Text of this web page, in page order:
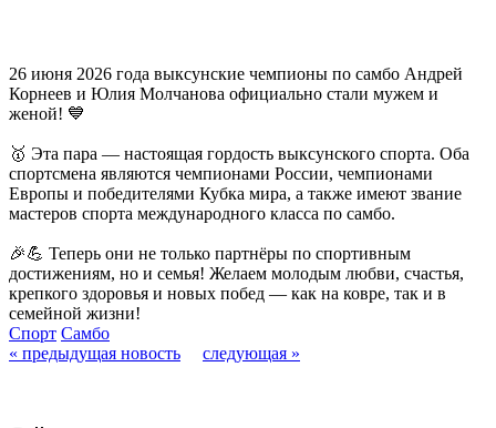
26 июня 2026 года выксунские чемпионы по самбо Андрей
Корнеев и Юлия Молчанова официально стали мужем и
женой! 💙
🥇 Эта пара — настоящая гордость выксунского спорта. Оба
спортсмена являются чемпионами России, чемпионами
Европы и победителями Кубка мира, а также имеют звание
мастеров спорта международного класса по самбо.
🎉💪 Теперь они не только партнёры по спортивным
достижениям, но и семья! Желаем молодым любви, счастья,
крепкого здоровья и новых побед — как на ковре, так и в
семейной жизни!
Спорт Самбо
« предыдущая новость
следующая »